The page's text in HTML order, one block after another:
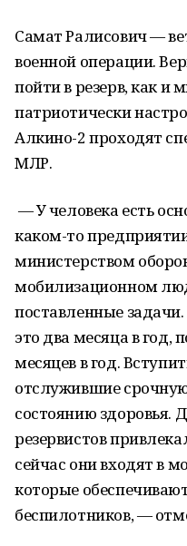
Самат Ралисович —
военной операции.
пойти в резерв, как и
патриотически
Алкино-2 проходят
МЛР.
— У человека есть
каком-то
министерством
мобилизационном
поставленные
это два месяца в
месяцев в год.
отслужившие
состоянию здоровья.
резервистов
сейчас они входят в
которые
беспилотников, —